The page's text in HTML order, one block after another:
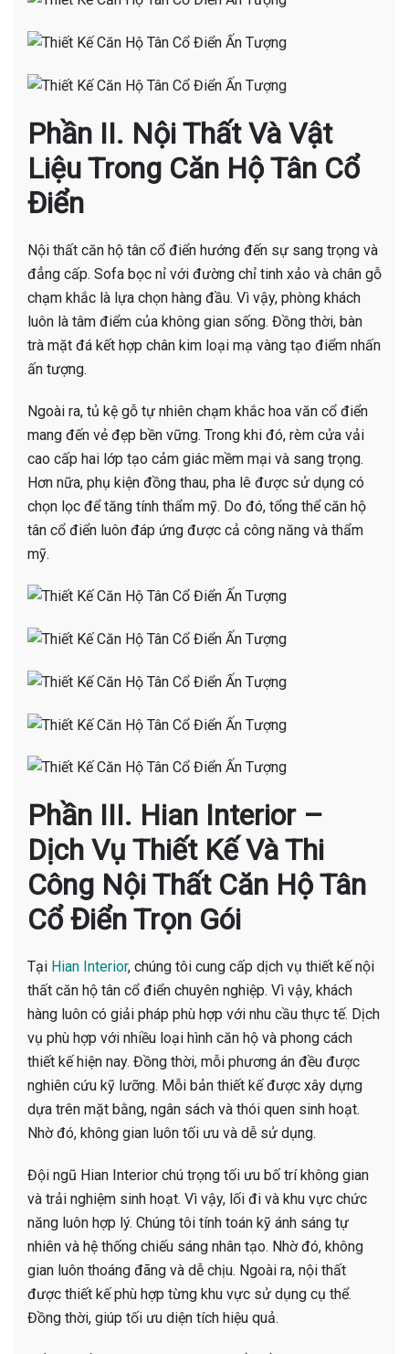
Phần II. Nội Thất Và Vật
Liệu Trong Căn Hộ Tân Cổ
Điển
Nội thất căn hộ tân cổ điển hướng đến sự sang trọng và
đẳng cấp. Sofa bọc nỉ với đường chỉ tinh xảo và chân gỗ
chạm khắc là lựa chọn hàng đầu. Vì vậy, phòng khách
luôn là tâm điểm của không gian sống. Đồng thời, bàn
trà mặt đá kết hợp chân kim loại mạ vàng tạo điểm nhấn
ấn tượng.
Ngoài ra, tủ kệ gỗ tự nhiên chạm khắc hoa văn cổ điển
mang đến vẻ đẹp bền vững. Trong khi đó, rèm cửa vải
cao cấp hai lớp tạo cảm giác mềm mại và sang trọng.
Hơn nữa, phụ kiện đồng thau, pha lê được sử dụng có
chọn lọc để tăng tính thẩm mỹ. Do đó, tổng thể căn hộ
tân cổ điển luôn đáp ứng được cả công năng và thẩm
mỹ.
Phần III. Hian Interior –
Dịch Vụ Thiết Kế Và Thi
Công Nội Thất Căn Hộ Tân
Cổ Điển Trọn Gói
Tại Hian Interior, chúng tôi cung cấp dịch vụ thiết kế nội
thất căn hộ tân cổ điển chuyên nghiệp. Vì vậy, khách
hàng luôn có giải pháp phù hợp với nhu cầu thực tế. Dịch
vụ phù hợp với nhiều loại hình căn hộ và phong cách
thiết kế hiện nay. Đồng thời, mỗi phương án đều được
nghiên cứu kỹ lưỡng. Mỗi bản thiết kế được xây dựng
dựa trên mặt bằng, ngân sách và thói quen sinh hoạt.
Nhờ đó, không gian luôn tối ưu và dễ sử dụng.
Đội ngũ Hian Interior chú trọng tối ưu bố trí không gian
và trải nghiệm sinh hoạt. Vì vậy, lối đi và khu vực chức
năng luôn hợp lý. Chúng tôi tính toán kỹ ánh sáng tự
nhiên và hệ thống chiếu sáng nhân tạo. Nhờ đó, không
gian luôn thoáng đãng và dễ chịu. Ngoài ra, nội thất
được thiết kế phù hợp từng khu vực sử dụng cụ thể.
Đồng thời, giúp tối ưu diện tích hiệu quả.